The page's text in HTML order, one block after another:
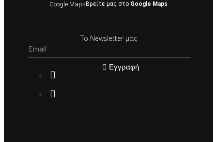
Google Maps Βρείτε μας στο Google Maps
Το Newsletter μας
Εγγραφή